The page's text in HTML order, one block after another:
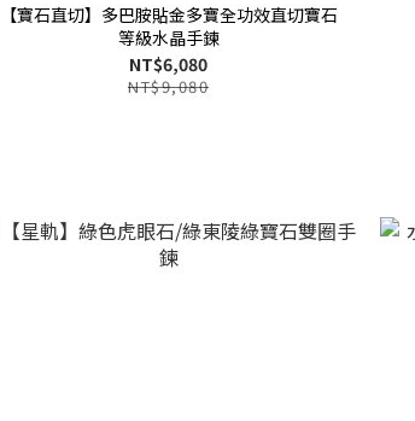
【寶石直切】多巴胺貼金多寶全功效直切寶石
等級水晶手鍊
NT$6,080
NT$9,080